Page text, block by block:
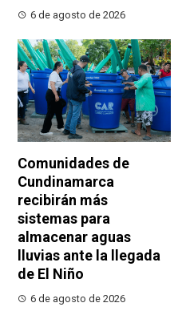
6 de agosto de 2026
Comunidades de
Cundinamarca
recibirán más
sistemas para
almacenar aguas
lluvias ante la llegada
de El Niño
6 de agosto de 2026